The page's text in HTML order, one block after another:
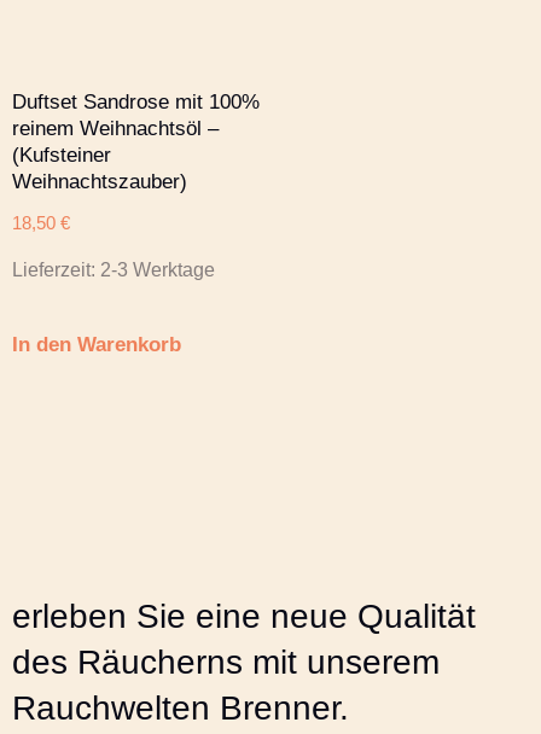
Duftset Sandrose mit 100%
reinem Weihnachtsöl –
(Kufsteiner
Weihnachtszauber)
18,50 €
Lieferzeit: 2-3 Werktage
In den Warenkorb
erleben Sie eine neue Qualität
des Räucherns mit unserem
Rauchwelten Brenner.